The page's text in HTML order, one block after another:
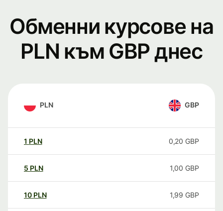
Обменни курсове на
PLN към GBP днес
PLN GBP
1 PLN 0,20 GBP
5 PLN 1,00 GBP
10 PLN 1,99 GBP